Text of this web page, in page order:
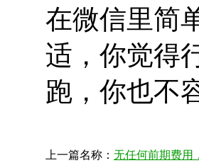
在微信里简
适，你觉得
跑，你也不
上一篇名称： 无任何前期费用